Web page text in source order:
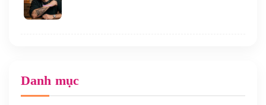
Danh mục